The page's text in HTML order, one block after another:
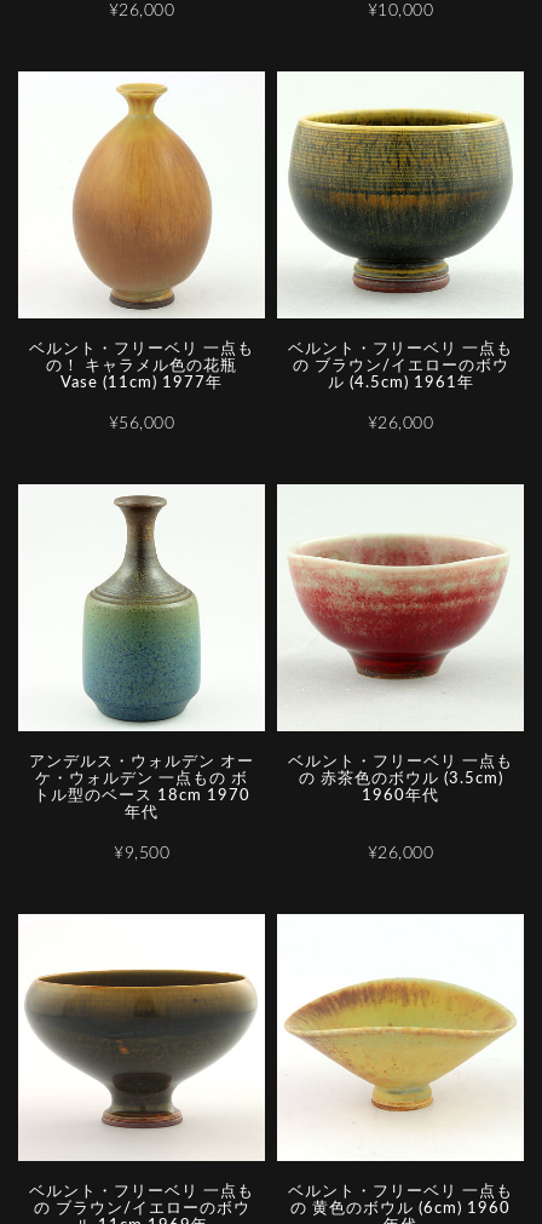
¥26,000 ¥10,000
ベルント・フリーベリ 一点も
の！ キャラメル色の花瓶
Vase (11cm) 1977年
¥56,000
ベルント・フリーベリ 一点も
の ブラウン/イエローのボウ
ル (4.5cm) 1961年
¥26,000
アンデルス・ウォルデン オー
ケ・ウォルデン 一点もの ボ
トル型のベース 18cm 1970
年代
¥9,500
ベルント・フリーベリ 一点も
の 赤茶色のボウル (3.5cm)
1960年代
¥26,000
ベルント・フリーベリ 一点も
の ブラウン/イエローのボウ
ベルント・フリーベリ 一点も
の 黄色のボウル (6cm) 1960